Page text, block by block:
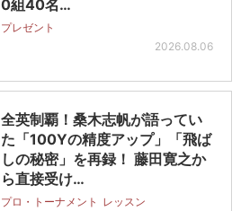
0組40名…
プレゼント
2026.08.06
全英制覇！桑木志帆が語ってい
た「100Yの精度アップ」「飛ば
しの秘密」を再録！ 藤田寛之か
ら直接受け…
プロ・トーナメント レッスン